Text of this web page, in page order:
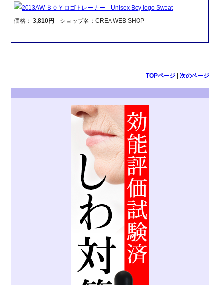
2013AW ＢＯＹロゴトレーナー Unisex Boy logo Sweat
価格：3,810円 ショップ名：CREA WEB SHOP
TOPページ| 次のページ